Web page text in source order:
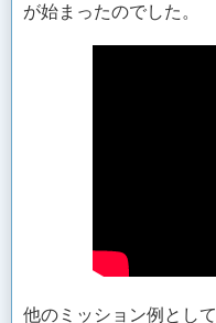
が始まったのでした。
他のミッション例とし